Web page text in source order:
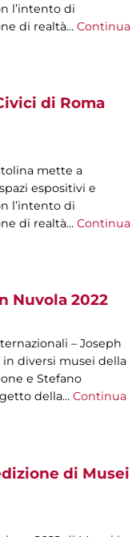
l’intento di
di realtà… Continua
di Roma
mette a
espositivi e
l’intento di
di realtà… Continua
Nuvola 2022
– Joseph
diversi musei della
e Stefano
della… Continua
di Musei